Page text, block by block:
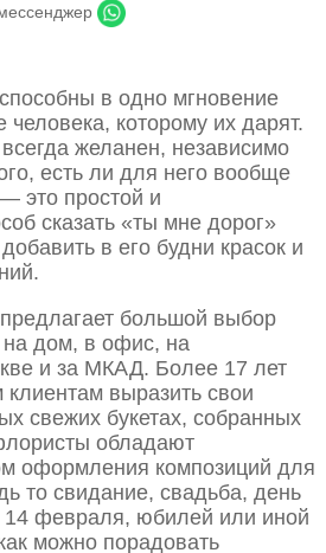
в одно мгновение
человека, которому их дарят.
желанен, независимо
есть ли для него вообще
это простой и
сказать «ты мне дорог»
в его будни красок и
большой выбор
на дом, в офис, на
и за МКАД. Более 17 лет
выразить свои
свежих букетах, собранных
обладают
оформления композиций для
то свидание, свадьба, день
февраля, юбилей или иной
можно порадовать